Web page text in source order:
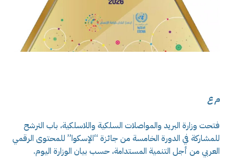
م ع
فتحت وزارة البريد والمواصلات السلكية واللاسلكية، باب الترشح
للمشاركة في الدورة الخامسة من جائزة “الإسكوا” للمحتوى الرقمي
العربي من أجل التنمية المستدامة، حسب بيان الوزارة اليوم.